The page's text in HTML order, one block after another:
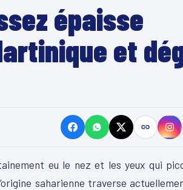
épaisse
et
eu le nez et les yeux qui
saharienne traverse